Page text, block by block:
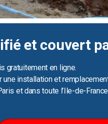
et couvert
gratuitement en ligne.
installation et
et dans toute l’Ile-de-